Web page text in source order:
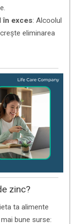
în exces: Alcoolul
eliminarea
zinc?
ta alimente
bune surse: